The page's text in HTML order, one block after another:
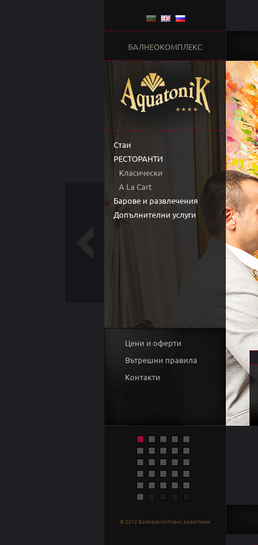
БАЛНЕОКОМПЛЕКС
Стаи
РЕСТОРАНТИ
Класически
A La Cart
Барове и развлечения
Допълнителни услуги
Цени и оферти
Вътрешни правила
Контакти
© 2012 Балнеокомплекс Акватоник